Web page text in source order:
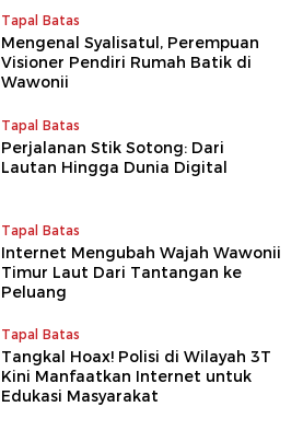
Tapal Batas
Mengenal Syalisatul, Perempuan
Visioner Pendiri Rumah Batik di
Wawonii
Tapal Batas
Perjalanan Stik Sotong: Dari
Lautan Hingga Dunia Digital
Tapal Batas
Internet Mengubah Wajah Wawonii
Timur Laut Dari Tantangan ke
Peluang
Tapal Batas
Tangkal Hoax! Polisi di Wilayah 3T
Kini Manfaatkan Internet untuk
Edukasi Masyarakat